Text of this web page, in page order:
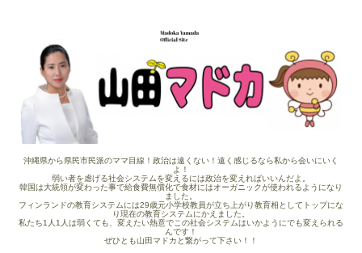
沖縄県から県民市民派のママ目線！政治は遠くない！遠く感じるなら私から会いにいく
よ！
弱い者を虐げる社会システムを変えるには政治を変えればいいんだよ。
韓国は大統領が変わった事で給食費無償化で食材にはオーガニックが使われるようになり
ました。
フィンランドの教育システムには29歳元小学校教員が立ち上がり教育相としてトップにな
り現在の教育システムにかえました。
私たち1人1人は弱くても、変えたい熱意でこの社会システムはいかようにでも変えられる
んです！
ぜひとも山田マドカと繋がって下さい！！